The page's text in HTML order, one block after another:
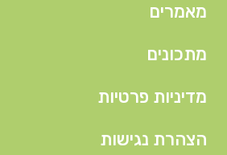
מאמרים
מתכונים
מדיניות פרטיות
הצהרת נגישות